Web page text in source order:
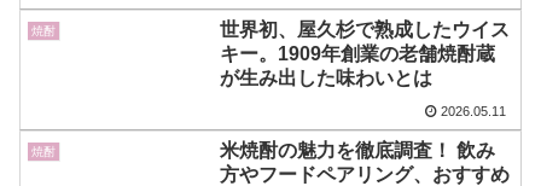
焼酎
世界初、屋久杉で熟成したウイス
キー。1909年創業の老舗焼酎蔵
が生み出した味わいとは
2026.05.11
焼酎
米焼酎の魅力を徹底調査！ 飲み
方やフードペアリング、おすすめ